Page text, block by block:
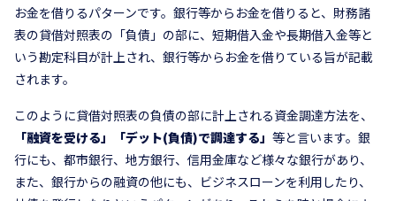
お金を借りるパターンです。銀行等からお金を借りると、財務諸
表の貸借対照表の「負債」の部に、短期借入金や長期借入金等と
いう勘定科目が計上され、銀行等からお金を借りている旨が記載
されます。
このように貸借対照表の負債の部に計上される資金調達方法を、
「融資を受ける」「デット(負債)で調達する」 等と言います。銀
行にも、都市銀行、地方銀行、信用金庫など様々な銀行があり、
また、銀行からの融資の他にも、ビジネスローンを利用したり、